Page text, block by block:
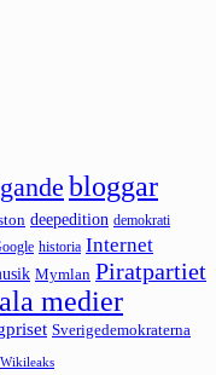
bloggar
deepedition demokrati
historia Internet
Mymlan Piratpartiet
medier
Sverigedemokraterna
Wikileaks